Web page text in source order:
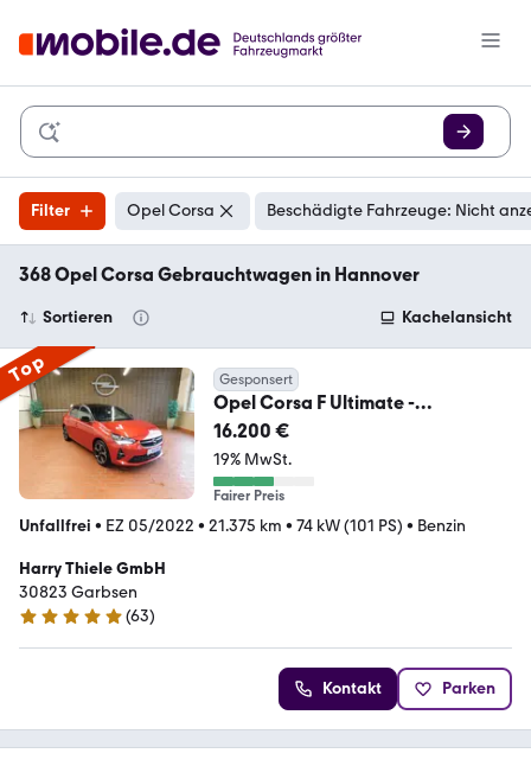
Filter Opel Corsa Beschädigte Fahrzeuge: Nicht
368 Opel Corsa Gebrauchtwagen in Hannover
Sortieren Kachelansicht
Top Gesponsert
Opel Corsa F Ultimate -
Massagesitze, Voll LED
16.200 €
19% MwSt.
Fairer Preis
Unfallfrei • EZ 05/2022 • 21.375 km • 74 kW (101 PS) • Benzin
Harry Thiele GmbH
30823 Garbsen
4.9 Sterne
(63)
Kontakt Parken